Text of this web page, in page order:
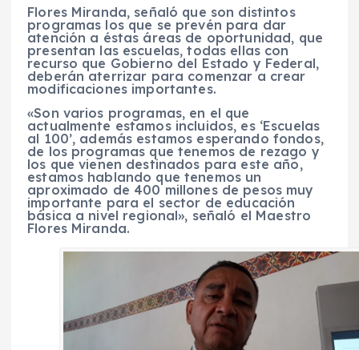
Flores Miranda, señaló que son distintos
programas los que se prevén para dar
atención a éstas áreas de oportunidad, que
presentan las escuelas, todas ellas con
recurso que Gobierno del Estado y Federal,
deberán aterrizar para comenzar a crear
modificaciones importantes.
«Son varios programas, en el que
actualmente estamos incluidos, es ‘Escuelas
al 100’, además estamos esperando fondos,
de los programas que tenemos de rezago y
los que vienen destinados para este año,
estamos hablando que tenemos un
aproximado de 400 millones de pesos muy
importante para el sector de educación
básica a nivel regional», señaló el Maestro
Flores Miranda.